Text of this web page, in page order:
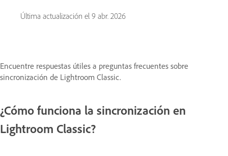
Última actualización el 9 abr. 2026
Encuentre respuestas útiles a preguntas frecuentes sobre
sincronización de Lightroom Classic.
¿Cómo funciona la sincronización en
Lightroom Classic?